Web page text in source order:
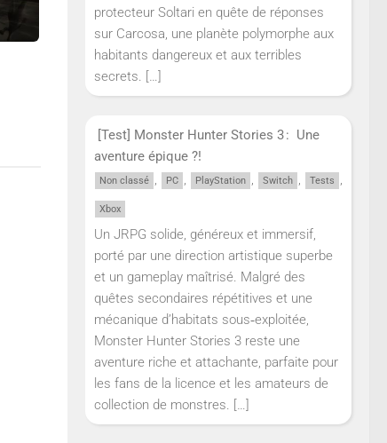
protecteur Soltari en quête de réponses
sur Carcosa, une planète polymorphe aux
habitants dangereux et aux terribles
secrets. […]
[Test] Monster Hunter Stories 3 : Une
aventure épique ?!
Non classé , PC , PlayStation , Switch , Tests ,
Xbox
Un JRPG solide, généreux et immersif,
porté par une direction artistique superbe
et un gameplay maîtrisé. Malgré des
quêtes secondaires répétitives et une
mécanique d’habitats sous‑exploitée,
Monster Hunter Stories 3 reste une
aventure riche et attachante, parfaite pour
les fans de la licence et les amateurs de
collection de monstres. […]